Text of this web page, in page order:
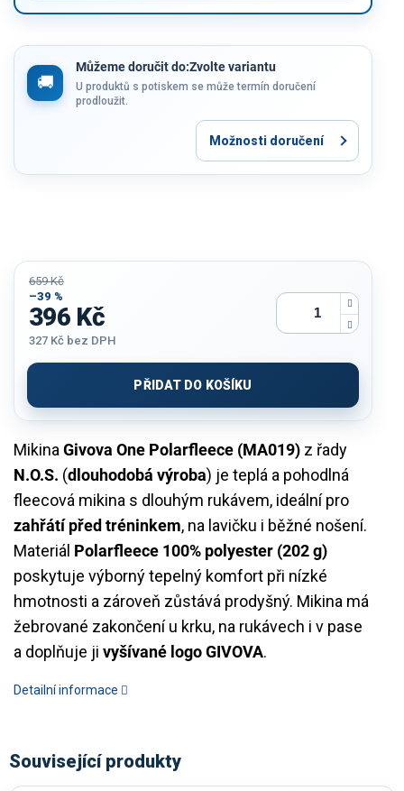
Můžeme doručit do:Zvolte variantu
U produktů s potiskem se může termín doručení
prodloužit.
Možnosti doručení
Mikina Givova One Polarfleece (MA019) z řady
N.O.S. (dlouhodobá výroba) je teplá a pohodlná
fleecová mikina s dlouhým rukávem, ideální pro
zahřátí před tréninkem, na lavičku i běžné nošení.
Materiál Polarfleece 100% polyester (202 g)
poskytuje výborný tepelný komfort při nízké
hmotnosti a zároveň zůstává prodyšný. Mikina má
žebrované zakončení u krku, na rukávech i v pase
a doplňuje ji vyšívané logo GIVOVA.
Detailní informace
659 Kč
–39 %
396 Kč
327 Kč bez DPH
cena:
PŘIDAT DO KOŠÍKU
Související produkty